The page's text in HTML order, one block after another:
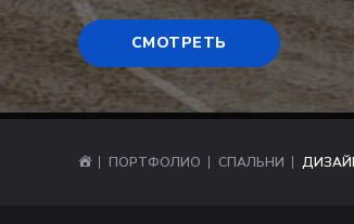
СМОТРЕТЬ
ПОРТФОЛИО СПАЛЬНИ